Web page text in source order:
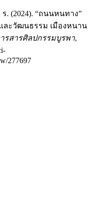
. (2024). “ถนนหนทาง”
ะวัฒนธรรม เมืองหนาน
รสารศิลปกรรมบูรพา,
277697